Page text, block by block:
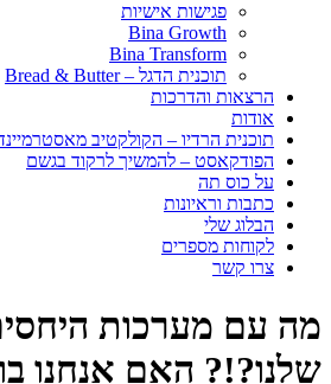
פגישות אישיות
Bina Growth
Bina Transform
תוכנית הדגל – Bread & Butter
הרצאות והדרכות
אודות
תוכנית הרדיו – הקולקטיב
הפודקאסט – להמשיך לרקוד בגשם
על כוס תה
כתבות וראיונות
הבלוג שלי
לקוחות מספרים
צרו קשר
מה עם מערכות
שלנו?!? האם אנחנו